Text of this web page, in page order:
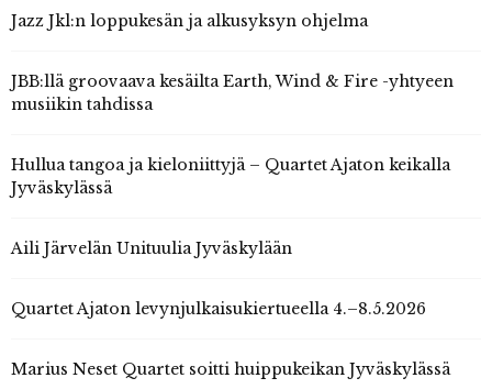
Jazz Jkl:n loppukesän ja alkusyksyn ohjelma
JBB:llä groovaava kesäilta Earth, Wind & Fire -yhtyeen
musiikin tahdissa
Hullua tangoa ja kieloniittyjä – Quartet Ajaton keikalla
Jyväskylässä
Aili Järvelän Unituulia Jyväskylään
Quartet Ajaton levynjulkaisukiertueella 4.–8.5.2026
Marius Neset Quartet soitti huippukeikan Jyväskylässä